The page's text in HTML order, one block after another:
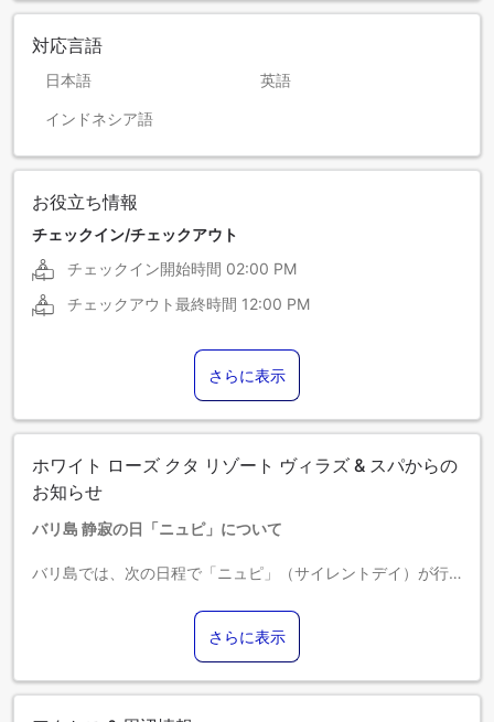
対応言語
日本語 英語
インドネシア語
お役立ち情報
チェックイン/チェックアウト
チェックイン開始時間 02:00 PM
チェックアウト最終時間 12:00 PM
さらに表示
ホワイト ローズ クタ リゾート ヴィラズ & スパからの
お知らせ
バリ島 静寂の日「ニュピ」について
バリ島では、次の日程で「ニュピ」（サイレントデイ）が行
2016年3月9日｜2017年3月28日
「ニュピ」の間は、島全体で音を立てる行為が厳しく制限さ
れます。チェックイン/チェックアウトを含め、外出や施設外
でのアクティビティはできませんのでご注意ください。
さらに表示